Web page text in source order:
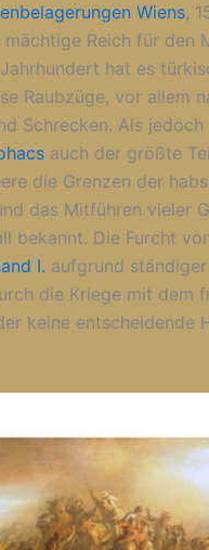
Wiens,
Reich für den
hat es
Raubzüge, vor allem
Schrecken. Als jedoch
auch der größte
die Grenzen der
das Mitführen vieler
bekannt. Die Furcht
I. aufgrund
die Kriege mit dem
keine entscheidende